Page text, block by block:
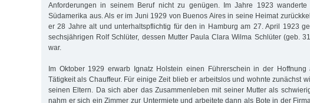
Anforderungen in seinem Beruf nicht zu genügen. Im Jahre 1923 wanderte
Südamerika aus. Als er im Juni 1929 von Buenos Aires in seine Heimat
er 28 Jahre alt und unterhaltspflichtig für den in Hamburg am 27. April 1923
sechsjährigen Rolf Schlüter, dessen Mutter Paula Clara Wilma Schlüter (geb.
war.
Im Oktober 1929 erwarb Ignatz Holstein einen Führerschein in der Hoffnung
Tätigkeit als Chauffeur. Für einige Zeit blieb er arbeitslos und wohnte zunächst
seinen Eltern. Da sich aber das Zusammenleben mit seiner Mutter als
nahm er sich ein Zimmer zur Untermiete und arbeitete dann als Bote in der